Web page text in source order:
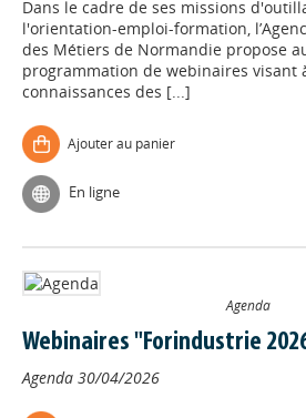
Dans le cadre de ses missions
l'orientation-emploi-formation,
des Métiers de Normandie propose
programmation de webinaires visant
connaissances des [...]
Ajouter au panier
En ligne
Agenda
Webinaires "Forindustrie
Agenda 30/04/2026